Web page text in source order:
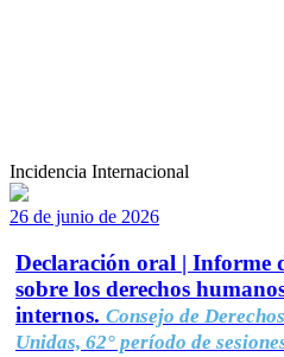
Incidencia Internacional
26 de junio de 2026
Declaración oral | Informe
sobre los derechos
internos. Consejo de
Unidas, 62° período de